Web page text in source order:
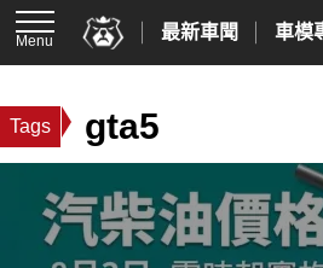
Menu 最新車聞 車模
Tags gta5